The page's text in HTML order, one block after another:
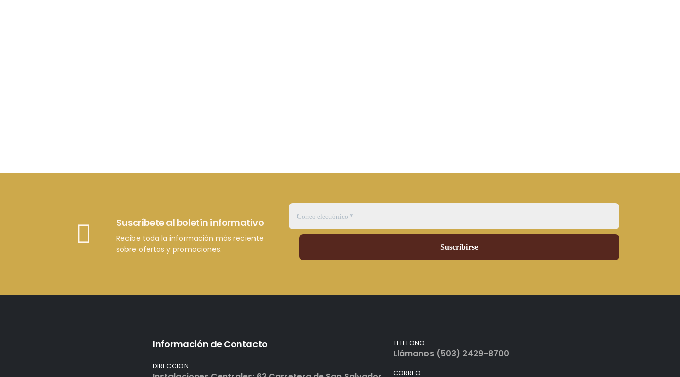
Suscríbete al boletín informativo
Recibe toda la información más reciente
sobre ofertas y promociones.
Información de Contacto
DIRECCION
TELEFONO
Llámanos (503) 2429-8700
CORREO